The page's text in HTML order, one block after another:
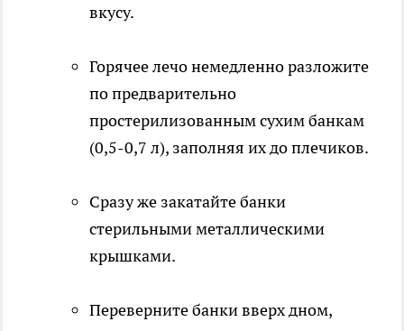
вкусу.
Горячее лечо немедленно разложите
по предварительно
простерилизованным сухим банкам
(0,5-0,7 л), заполняя их до плечиков.
Сразу же закатайте банки
стерильными металлическими
крышками.
Переверните банки вверх дном,